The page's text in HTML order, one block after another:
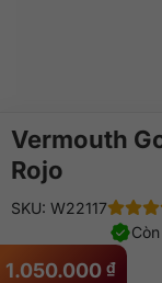
Vermouth
Rojo
1.050.000 ₫
SKU: W22117